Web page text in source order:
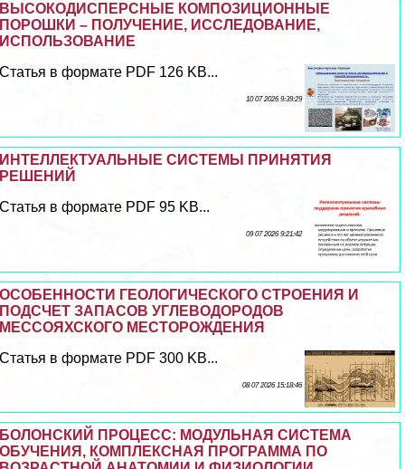
ВЫСОКОДИСПЕРСНЫЕ КОМПОЗИЦИОННЫЕ
ПОРОШКИ – ПОЛУЧЕНИЕ, ИССЛЕДОВАНИЕ,
ИСПОЛЬЗОВАНИЕ
Статья в формате PDF 126 KB...
10 07 2026 9:39:29
ИНТЕЛЛЕКТУАЛЬНЫЕ СИСТЕМЫ ПРИНЯТИЯ
РЕШЕНИЙ
Статья в формате PDF 95 KB...
09 07 2026 9:21:42
ОСОБЕННОСТИ ГЕОЛОГИЧЕСКОГО СТРОЕНИЯ И
ПОДСЧЕТ ЗАПАСОВ УГЛЕВОДОРОДОВ
МЕССОЯХСКОГО МЕСТОРОЖДЕНИЯ
Статья в формате PDF 300 KB...
08 07 2026 15:18:46
БОЛОНСКИЙ ПРОЦЕСС: МОДУЛЬНАЯ СИСТЕМА
ОБУЧЕНИЯ, КОМПЛЕКСНАЯ ПРОГРАММА ПО